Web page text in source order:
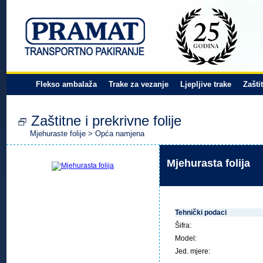
Flekso ambalaža Trake za vezanje Ljepljive trake
Zaštitne i prekrivne folije
Mjehuraste folije > Opća namjena
Mjehurasta folija
Tehnički podaci
Šifra:
Model:
Jed. mjere: